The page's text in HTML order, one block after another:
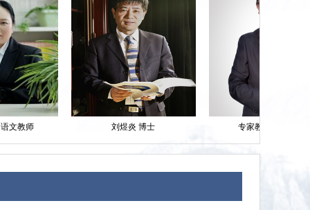
刘煜炎 博士 专家教师：张俊伟